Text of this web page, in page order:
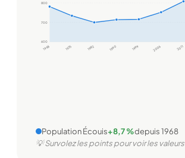
600
700
800
1968 1975 1982 1990 1999 2006 2011
Population Écouis+8,7 %depuis 1968
💡 Survolez les points pour voir les valeurs